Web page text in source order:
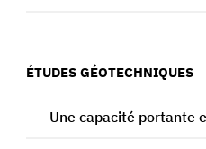
ÉTUDES GÉOTECHNIQUES
Une capacité portante